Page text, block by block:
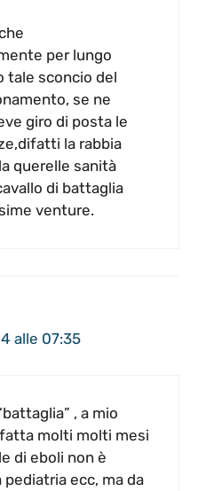
per lungo
tale sconcio del
se ne
giro di posta le
la rabbia
querelle sanità
di battaglia
venture.
alle 07:35
, a mio
molti molti mesi
di eboli non è
ecc, ma da